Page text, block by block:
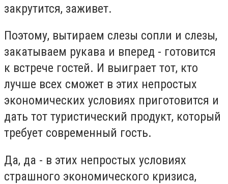
закрутится, заживет.
Поэтому, вытираем слезы сопли и слезы,
закатываем рукава и вперед - готовится
к встрече гостей. И выиграет тот, кто
лучше всех сможет в этих непростых
экономических условиях приготовится и
дать тот туристический продукт, который
требует современный гость.
Да, да - в этих непростых условиях
страшного экономического кризиса,